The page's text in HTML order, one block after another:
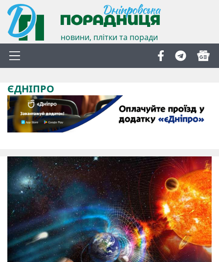
новини, плітки та поради
ЄДНІПРО